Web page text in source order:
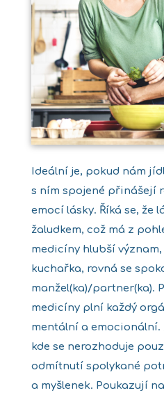
Ideální je, pokud nám
s ním spojené přinášejí
emocí lásky. Říká se, že
žaludkem, což má z
medicíny hlubší
kuchařka, rovná se
manžel(ka)/partner(ka).
medicíny plní každý
mentální a emocionální.
kde se nerozhoduje
odmítnutí spolykané
a myšlenek. Poukazují